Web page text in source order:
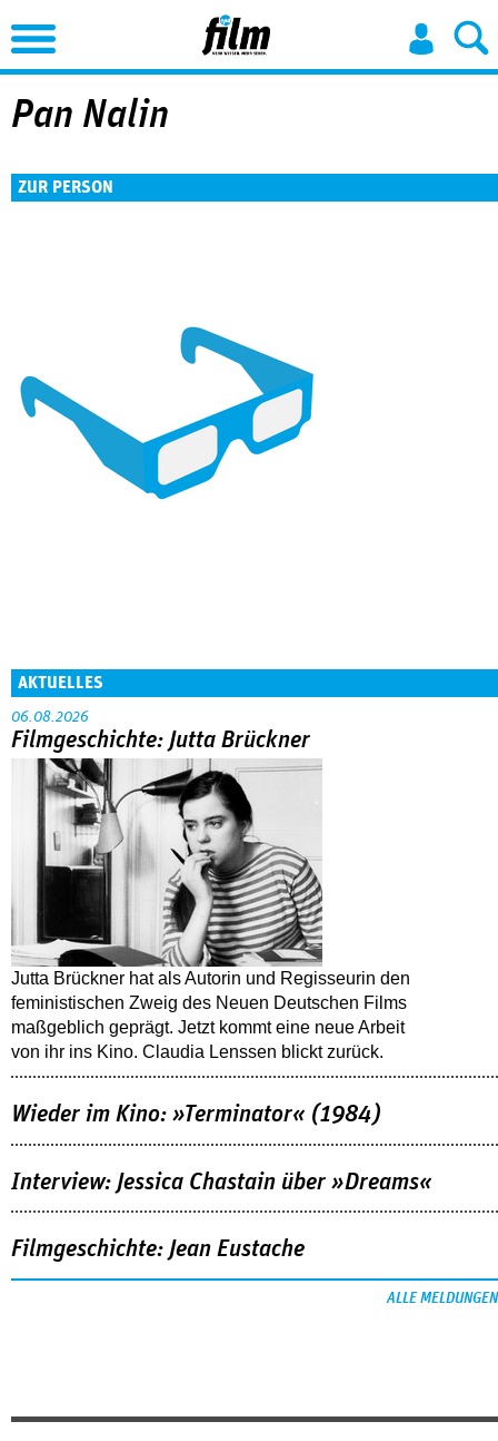
Jump to Navigation
Pan Nalin
ZUR PERSON
AKTUELLES
06.08.2026
Filmgeschichte: Jutta Brückner
Jutta Brückner hat als Autorin und Regisseurin den
feministischen Zweig des Neuen Deutschen Films
maßgeblich geprägt. Jetzt kommt eine neue Arbeit
von ihr ins Kino. Claudia Lenssen blickt zurück.
Wieder im Kino: »Terminator« (1984)
Interview: Jessica Chastain über »Dreams«
Filmgeschichte: Jean Eustache
ALLE MELDUNGEN